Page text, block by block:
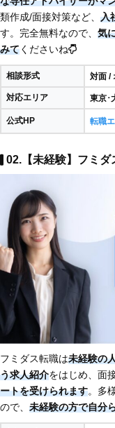
類作成/面接対策など、 入
す。完全無料なので、 気
みてくださいね
相談形式 対面 /
対応エリア 東京･
公式HP 転職
02.【未経験】フミダ
フミダス転職は未経験の
う求人紹介をはじめ、面
ートを受けられます。多
ので、 未経験の方で自分